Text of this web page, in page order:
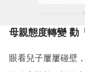
母親態度轉變 勸
眼看兒子屢屢碰壁